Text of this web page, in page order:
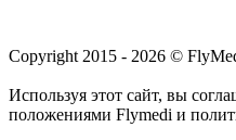
Copyright 2015 - 2026 ©
Используя этот сайт, вы
положениями Flymedi и